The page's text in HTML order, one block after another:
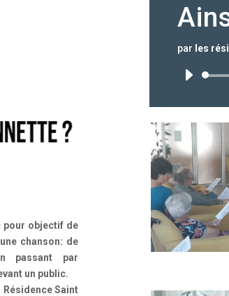
pour objectif de
chanson: de
passant par
un public.
Saint
par les
Lecteur